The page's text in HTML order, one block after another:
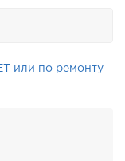
или по ремонту